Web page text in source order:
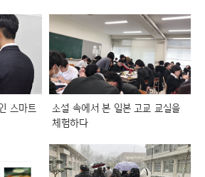
스마트
소설 속에서 본 일본 고교 교실을
체험하다